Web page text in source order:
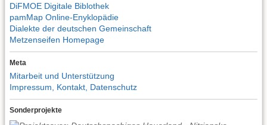
DiFMOE Digitale Biblothek
pamMap Online-Enyklopädie
Dialekte der deutschen Gemeinschaft
Metzenseifen Homepage
Meta
Mitarbeit und Unterstützung
Impressum, Kontakt, Datenschutz
Sonderprojekte